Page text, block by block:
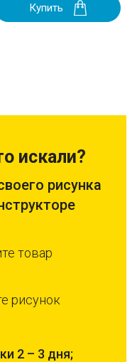
Купить
искали?
рисунка
товар
рисунок
2 – 3 дня;